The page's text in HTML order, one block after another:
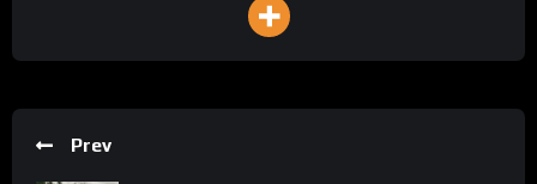
Prev